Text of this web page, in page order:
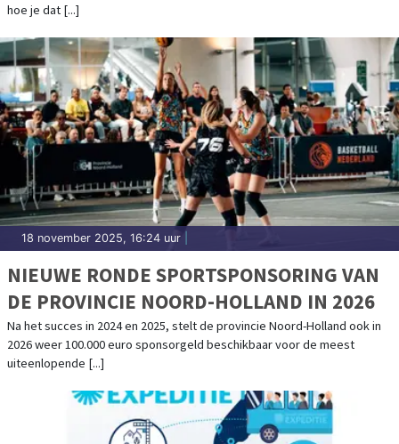
hoe je dat [...]
18 november 2025, 16:24 uur
NIEUWE RONDE SPORTSPONSORING VAN
DE PROVINCIE NOORD-HOLLAND IN 2026
Na het succes in 2024 en 2025, stelt de provincie Noord-Holland ook in
2026 weer 100.000 euro sponsorgeld beschikbaar voor de meest
uiteenlopende [...]